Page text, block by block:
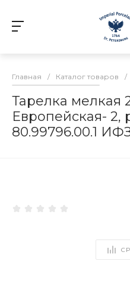
Главная / Каталог товаров /
Тарелка мелкая
Европейская- 2,
80.99796.00.1